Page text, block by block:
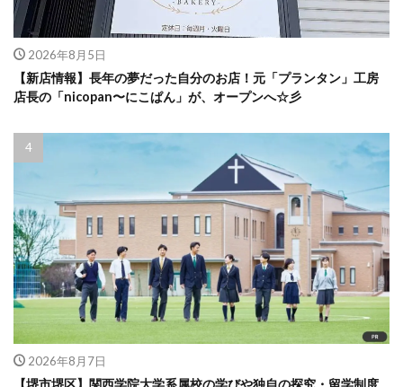
2026年8月5日
【新店情報】長年の夢だった自分のお店！元「プランタン」工房
店長の「nicopan〜にこぱん」が、オープンへ☆彡
2026年8月7日
【堺市堺区】関西学院大学系属校の学びや独自の探究・留学制度